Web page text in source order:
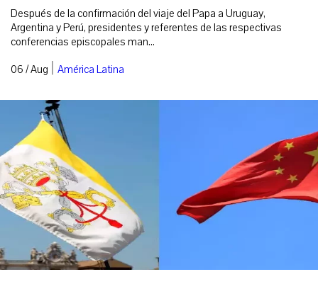
Después de la confirmación del viaje del Papa a Uruguay,
Argentina y Perú, presidentes y referentes de las respectivas
conferencias episcopales man...
06 / Aug | América Latina